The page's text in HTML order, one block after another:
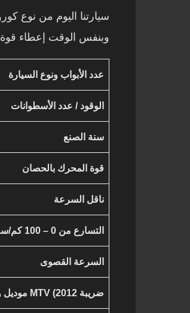
وبنفس الوقت إعطاء
عدد الأبواب ونوع السيارة
الوقود / عدد الأسطوانات
سنة الصنع
قوة المحرك بالحصان
ناقل السرعة
التسارع من 0 – 100 كم/سا
السرعة القصوى
ضريبة MTV (2012 موديل و1364 cc)